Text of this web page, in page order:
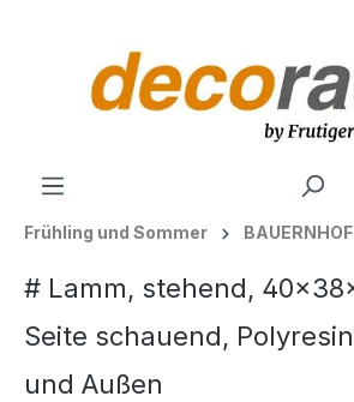
Frühling und Sommer BAUERNHOF
# Lamm, stehend,
Seite schauend,
und Außen